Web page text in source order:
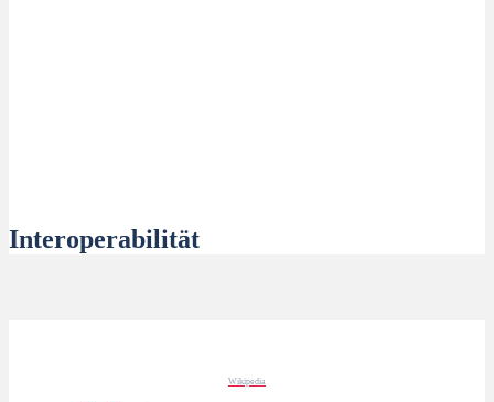
Interoperabilität
Wikipedia